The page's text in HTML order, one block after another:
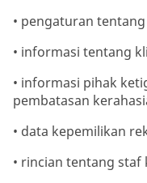
• pengaturan
• informasi tentang
• informasi pihak
pembatasan
• data kepemilikan
• rincian tentang staf